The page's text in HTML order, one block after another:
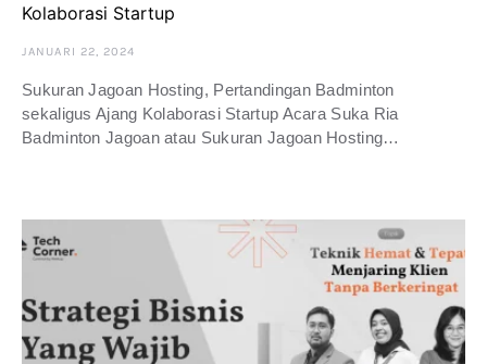
Kolaborasi Startup
JANUARI 22, 2024
Sukuran Jagoan Hosting, Pertandingan Badminton
sekaligus Ajang Kolaborasi Startup Acara Suka Ria
Badminton Jagoan atau Sukuran Jagoan Hosting…